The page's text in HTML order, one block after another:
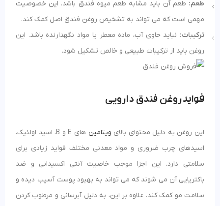
طعم: طعم آن باید مشابه طعم میوه فندق باشد. این خصوصیت
مهمی است که می‌ تواند به تشخیص روغن فندق اصل کمک کند.
ترکیبات: نباید حاوی آب، ماده معطر یا مواد نگهدارنده باشد. این
روغن باید از ترکیبات طبیعی و خالص تشکیل شود​​.
فوایدروغن فندق دارویی
این روغن به دلیل محتوای بالای ویتامین
های E و B، اسید اولئیک،
اسیدهای چرب ضروری و مواد معدنی مختلف فواید زیادی برای
سلامتی دارد. این اجزا موجب خاصیت آنتی اکسیدانی و ضد
باکتریایی آن می شوند که می تواند به بهبود پوست آسیب دیده و
سلامت مو کمک کند. علاوه بر این، به دلیل آبرسانی و مرطوب کردن